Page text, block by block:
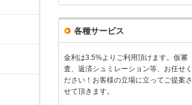
各種サービス
金利は3.5%よりご利用頂けます。仮審
査、返済シュミレーション等、お任せく
ださい！お客様の立場に立ってご提案さ
せて頂きます。